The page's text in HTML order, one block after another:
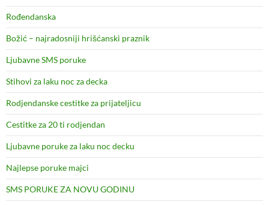
Rođendanska
Božić – najradosniji hrišćanski praznik
Ljubavne SMS poruke
Stihovi za laku noc za decka
Rodjendanske cestitke za prijateljicu
Cestitke za 20 ti rodjendan
Ljubavne poruke za laku noc decku
Najlepse poruke majci
SMS PORUKE ZA NOVU GODINU